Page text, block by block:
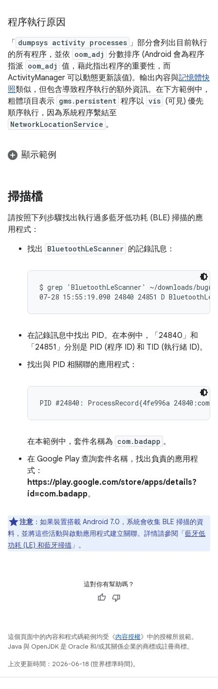
程序執行原因
「 dumpsys activity processes 」部分會列出目前執行
的所有程序，並依 oom_adj 分數排序 (Android 會為程序
指派 oom_adj 值，藉此指出程序的重要性，而
ActivityManager 可以動態更新該值)。輸出內容與記憶體快
照類似，但包含導致程序執行的額外資訊。在下方範例中，
粗體項目表示 gms.persistent 程序以 vis (可見) 優先
順序執行，因為系統程序繫結至
NetworkLocationService 。
顯示範例
掃描檔
請按照下列步驟找出執行過多藍牙低功耗 (BLE) 掃描的應
用程式：
找出
BluetoothLeScanner 的記錄訊息：
$ grep 'BluetoothLeScanner' ~/downloads/
在記錄訊息中找出 PID。在本例中，「24840」和
「24851」分別是 PID (程序 ID) 和 TID (執行緒 ID)。
找出與 PID 相關聯的應用程式：
在本範例中，套件名稱為 com.badapp 。
在 Google Play 查詢套件名稱，找出負責的應用程
式：
https://play.google.com/store/apps/details?
id=com.badapp。
注意 ：如果裝置搭載 Android 7.0，系統會收集 BLE 掃描的資
料，並將這些活動與啟動應用程式建立關聯。詳情請參閱「藍牙低
功耗 (LE) 和藍牙掃描 」。
這對你有幫助嗎？
這個頁面中的內容和程式碼範例均受《內容授權》中的授權所規範。
Java 與 OpenJDK 是 Oracle 和/或其關係企業的商標或註冊商標。
上次更新時間：2026-06-18 (世界標準時間)。